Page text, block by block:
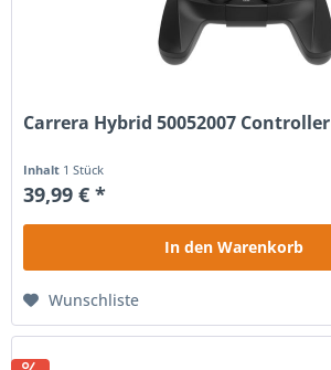
Carrera Hybrid 50052007 Controller
Inhalt 1 Stück
39,99 € *
In den Warenkorb
Wunschliste